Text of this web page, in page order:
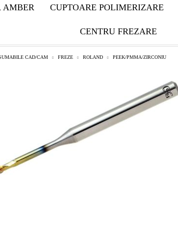
AMBER CUPTOARE POLIMERIZARE
CENTRU FREZARE
CAD/CAM FREZE ROLAND PEEK/PMMA/ZIRCONIU